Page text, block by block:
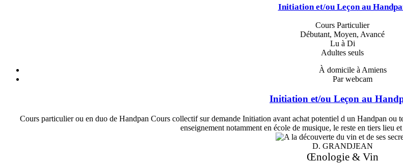
Initiation et/ou Leçon au
Cours Particulier
Débutant, Moyen, Avancé
Lu à Di
Adultes seuls
À domicile à Amiens
Par webcam
Initiation et/ou Leçon au
Cours particulier ou en duo de Handpan Cours collectif sur demande Initiation avant achat potentiel d un Handpan ou
enseignement notamment en école de musique, le reste en tiers lieu
D. GRANDJEAN
Œnologie & Vin